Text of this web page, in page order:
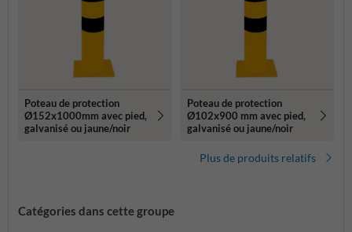
Poteau de protection
Ø152x1000mm avec pied,
galvanisé ou jaune/noir
Poteau de protection
Ø102x900 mm avec pied,
galvanisé ou jaune/noir
Plus de produits relatifs
Catégories dans cette groupe